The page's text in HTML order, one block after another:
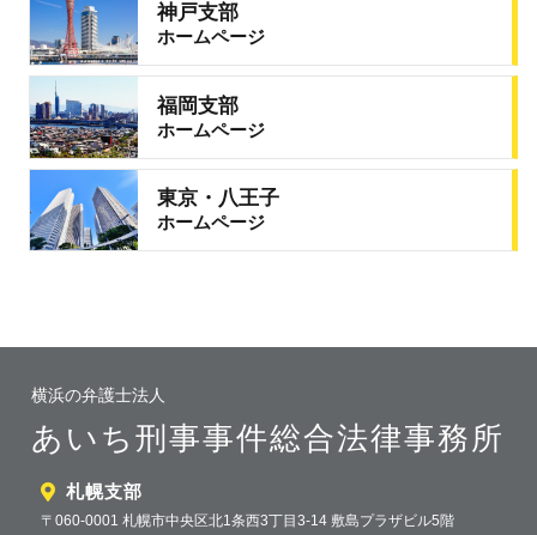
神戸支部
ホームページ
福岡支部
ホームページ
東京・八王子
ホームページ
横浜の弁護士法人
あいち刑事事件総合法律事務所
札幌支部
〒060-0001 札幌市中央区北1条西3丁目3-14 敷島プラザビル5階